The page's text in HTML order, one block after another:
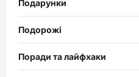
Подарунки
Подорожі
Поради та лайфхаки